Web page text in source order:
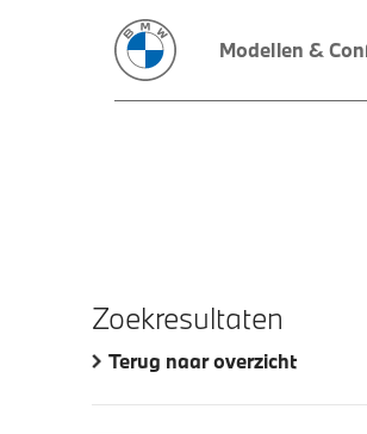
Modellen &
Zoekresultaten
Terug naar overzicht